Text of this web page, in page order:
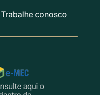
Trabalhe conosco